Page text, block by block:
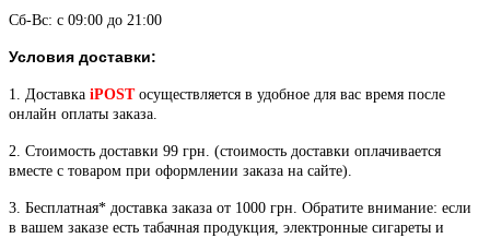
Сб-Вс: с 09:00 до 21:00
Условия доставки:
1. Доставка iPOSTосуществляется в удобное для вас время после
онлайн оплаты заказа.
2. Стоимость доставки 99 грн. (стоимость доставки оплачивается
вместе с товаром при оформлении заказа на сайте).
3. Бесплатная* доставка заказа от 1000 грн. Обратите внимание: если
в вашем заказе есть табачная продукция, электронные сигареты и